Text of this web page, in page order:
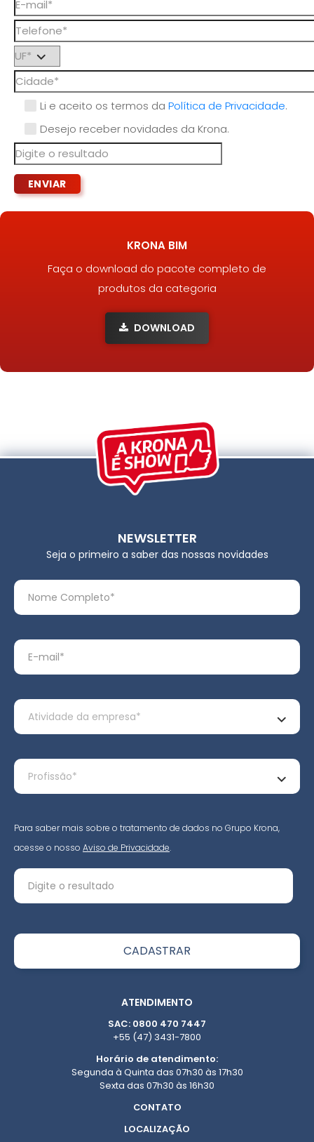
Li e aceito os termos da Política de Privacidade.
Desejo receber novidades da Krona.
KRONA BIM
Faça o download do pacote completo de
produtos da categoria
DOWNLOAD
NEWSLETTER
Seja o primeiro a saber das nossas novidades
Para saber mais sobre o tratamento de dados no Grupo Krona,
acesse o nosso Aviso de Privacidade.
ATENDIMENTO
SAC: 0800 470 7447
+55 (47) 3431-7800
Horário de atendimento:
Segunda à Quinta das 07h30 às 17h30
Sexta das 07h30 às 16h30
CONTATO
LOCALIZAÇÃO